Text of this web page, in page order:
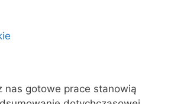
nas gotowe prace stanowią